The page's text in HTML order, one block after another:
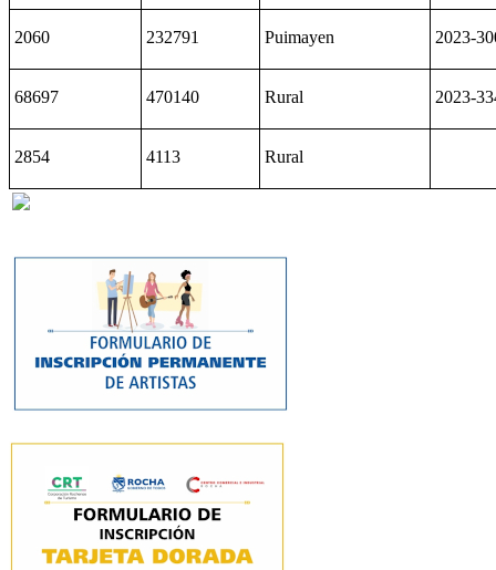
2060 232791 Puimayen 2023-
68697 470140 Rural 2023-
2854 4113 Rural